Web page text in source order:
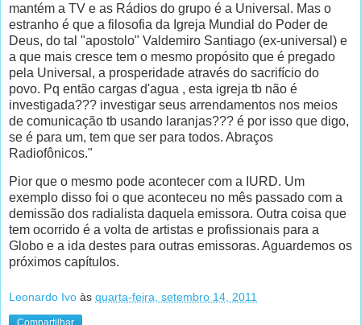
mantém a TV e as Rádios do grupo é a Universal. Mas o
estranho é que a filosofia da Igreja Mundial do Poder de
Deus, do tal "apostolo" Valdemiro Santiago (ex-universal) e
a que mais cresce tem o mesmo propósito que é pregado
pela Universal, a prosperidade através do sacrifício do
povo. Pq então cargas d'agua , esta igreja tb não é
investigada??? investigar seus arrendamentos nos meios
de comunicação tb usando laranjas??? é por isso que digo,
se é para um, tem que ser para todos. Abraços
Radiofônicos."
Pior que o mesmo pode acontecer com a IURD. Um
exemplo disso foi o que aconteceu no mês passado com a
demissão dos radialista daquela emissora. Outra coisa que
tem ocorrido é a volta de artistas e profissionais para a
Globo e a ida destes para outras emissoras. Aguardemos os
próximos capítulos.
Leonardo Ivo às quarta-feira, setembro 14, 2011
Compartilhar